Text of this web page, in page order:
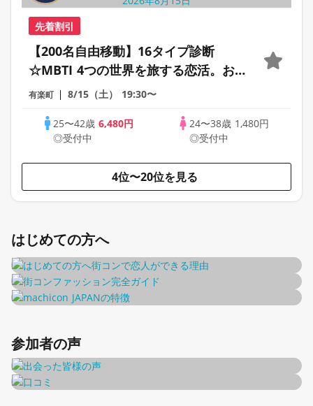
先着割引
【200名自由移動】16タイプ診断
☆MBTI 4つの世界を旅する恋活。お
ひとり様、初心者様も安心のスタンデ
有楽町 8/15（土） 19:30〜
25〜42歳 6,480円
◎受付中
24〜38歳 1,480円
◎受付中
4位〜20位を見る
はじめての方へ
参加者の声